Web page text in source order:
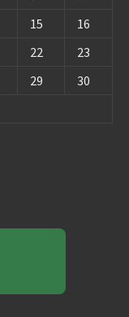
15
16
22
23
29
30